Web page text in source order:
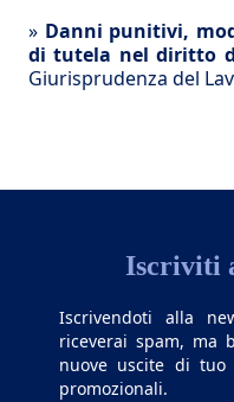
» Danni punitivi,
di tutela nel diritto
Giurisprudenza del
Iscriviti
Iscrivendoti alla
riceverai spam, ma
nuove uscite di tuo
promozionali.